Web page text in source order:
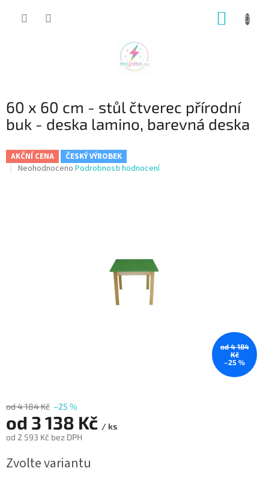
60 x 60 cm - stůl čtverec přírodní
buk - deska lamino, barevná deska
AKČNÍ CENA ČESKÝ VÝROBEK
Průměrné
Neohodnoceno Podrobnosti hodnocení
od 4 184
Kč
–25 %
od 4 184 Kč –25 %
od 3 138 Kč / ks
od 2 593 Kč bez DPH
cena:
Zvolte variantu